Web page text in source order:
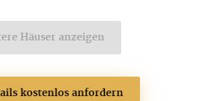
Häuser anzeigen
kostenlos anfordern